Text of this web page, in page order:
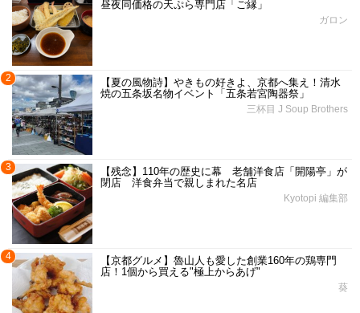
昼夜同価格の天ぷら専門店「ご縁」
ガロン
2
【夏の風物詩】やきもの好きよ、京都へ集え！清水
焼の五条坂名物イベント「五条若宮陶器祭」
三杯目 J Soup Brothers
3
【残念】110年の歴史に幕 老舗洋食店「開陽亭」が
閉店 洋食弁当で親しまれた名店
Kyotopi 編集部
4
【京都グルメ】魯山人も愛した創業160年の鶏専門
店！1個から買える"極上からあげ"
葵